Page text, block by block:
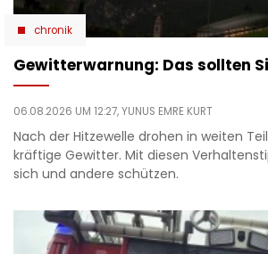
chronik
Gewitterwarnung: Das sollten
06.08.2026 UM 12:27,YUNUS EMRE KURT
Nach der Hitzewelle drohen in weiten
kräftige Gewitter. Mit diesen
sich und andere schützen.